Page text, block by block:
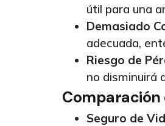
útil para una
Demasiado
adecuada,
Riesgo de
no disminuirá
Comparación
Seguro de